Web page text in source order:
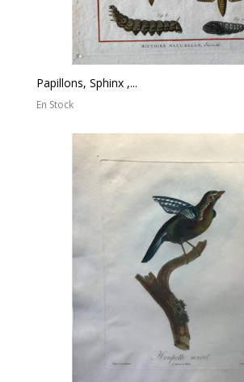
Papillons, Sphinx ,...
En Stock